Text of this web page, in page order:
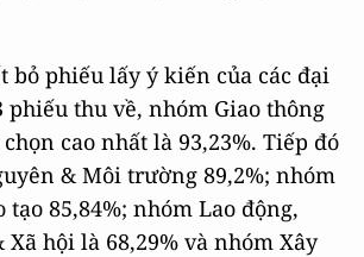
bỏ phiếu lấy ý kiến của các đại
phiếu thu về, nhóm Giao thông
cao nhất là 93,23%. Tiếp đó
& Môi trường 89,2%; nhóm
tạo 85,84%; nhóm Lao động,
hội là 68,29% và nhóm Xây